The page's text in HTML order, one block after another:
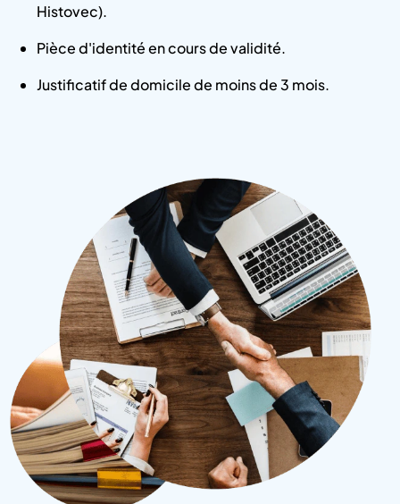
Histovec).
Pièce d'identité en cours de validité.
Justificatif de domicile de moins de 3 mois.